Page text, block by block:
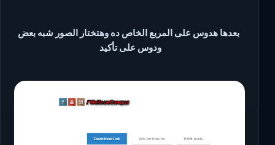
بعدها هدوس على المربع الخاص ده وهتختار الصور شبه بعض
ودوس على تأكيد